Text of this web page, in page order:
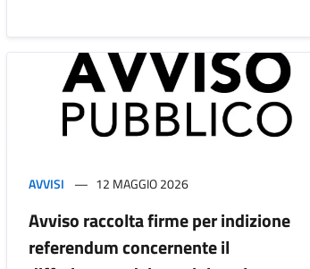
AVVISI 12 MAGGIO 2026
Avviso raccolta firme per indizione
referendum concernente il